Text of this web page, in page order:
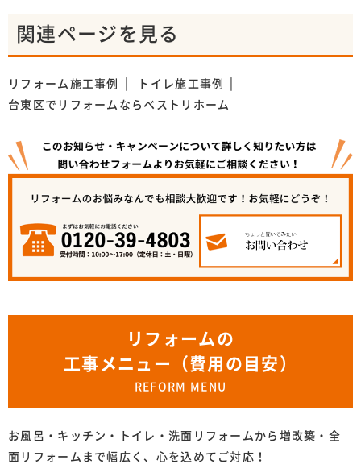
関連ページを見る
リフォーム施工事例
トイレ施工事例
台東区でリフォームならベストリホーム
リフォームの
工事メニュー（費用の目安）
REFORM MENU
お風呂・キッチン・トイレ・洗面リフォームから増改築・全
面リフォームまで幅広く、心を込めてご対応！